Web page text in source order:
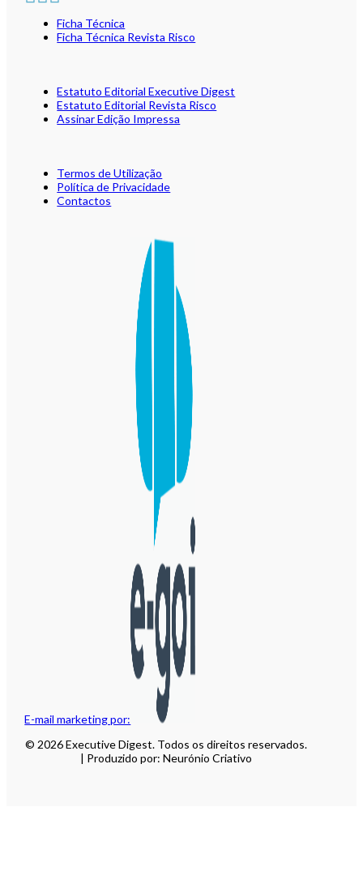
E-mail marketing por:
Ficha Técnica
Ficha Técnica Revista Risco
Estatuto Editorial Executive Digest
Estatuto Editorial Revista Risco
Assinar Edição Impressa
Termos de Utilização
Política de Privacidade
Contactos
© 2026 Executive Digest. Todos os direitos reservados.
| Produzido por: Neurónio Criativo